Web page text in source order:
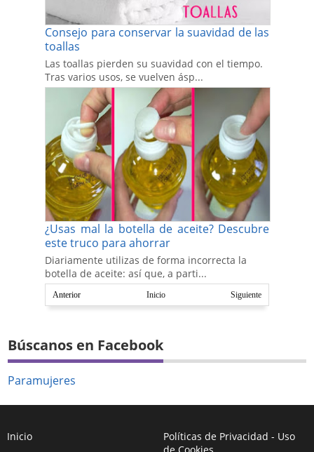
Consejo para conservar la suavidad de las
toallas
Las toallas pierden su suavidad con el tiempo.
Tras varios usos, se vuelven ásp...
¿Usas mal la botella de aceite? Descubre
este truco para ahorrar
Diariamente utilizas de forma incorrecta la
botella de aceite: así que, a parti...
Anterior Siguiente
Inicio
Búscanos en Facebook
Paramujeres
Inicio
Políticas de Privacidad - Uso